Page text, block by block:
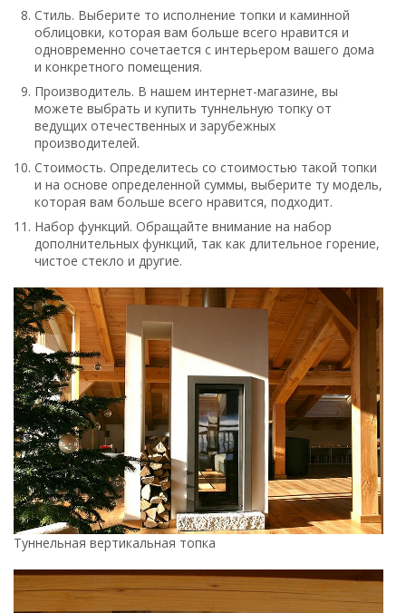
Стиль. Выберите то исполнение топки и каминной
облицовки, которая вам больше всего нравится и
одновременно сочетается с интерьером вашего дома
и конкретного помещения.
Производитель. В нашем интернет-магазине, вы
можете выбрать и купить туннельную топку от
ведущих отечественных и зарубежных
производителей.
Стоимость. Определитесь со стоимостью такой топки
и на основе определенной суммы, выберите ту модель,
которая вам больше всего нравится, подходит.
Набор функций. Обращайте внимание на набор
дополнительных функций, так как длительное горение,
чистое стекло и другие.
Туннельная вертикальная топка